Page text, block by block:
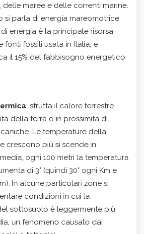
maree e delle correnti marine.
si parla di energia mareomotrice.
energia è la principale risorsa
fonti fossili usata in Italia, e
il 15% del fabbisogno energetico
: sfrutta il calore terrestre
della terra o in prossimità di
Le temperature della
crescono più si scende in
ogni 100 metri la temperatura
di 3° (quindi 30° ogni Km e
In alcune particolari zone si
condizioni in cui la
sottosuolo è leggermente più
un fenomeno causato dai